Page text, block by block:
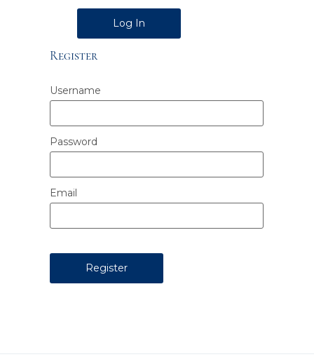
Alternative:
Register
Username
Password
Email